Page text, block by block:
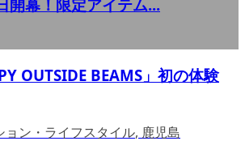
開幕！限定アイテム...
OUTSIDE BEAMS」初の体験
ョン・ライフスタイル, 鹿児島